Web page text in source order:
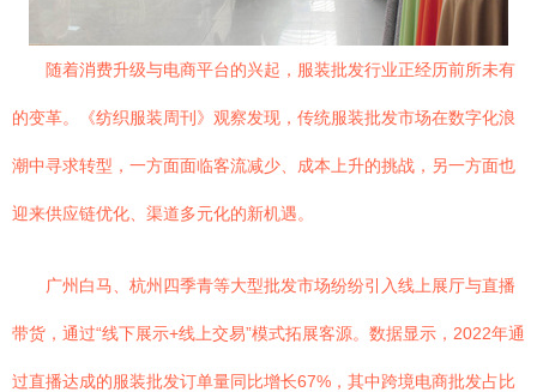
随着消费升级与电商平台的兴起，服装批发行业正经历前所未有
的变革。《纺织服装周刊》观察发现，传统服装批发市场在数字化浪
潮中寻求转型，一方面面临客流减少、成本上升的挑战，另一方面也
迎来供应链优化、渠道多元化的新机遇。
广州白马、杭州四季青等大型批发市场纷纷引入线上展厅与直播
带货，通过“线下展示+线上交易”模式拓展客源。数据显示，2022年通
过直播达成的服装批发订单量同比增长67%，其中跨境电商批发占比